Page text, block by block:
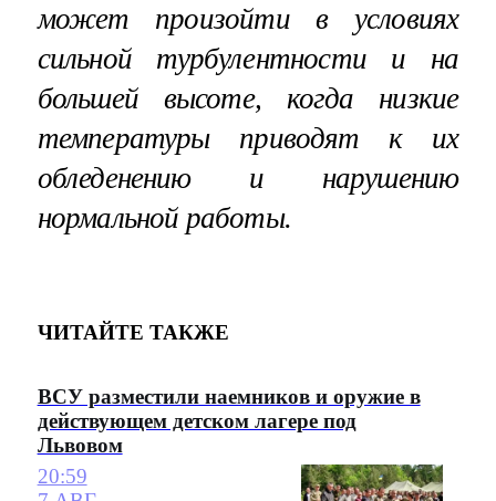
может произойти в условиях
сильной турбулентности и на
большей высоте, когда низкие
температуры приводят к их
обледенению и нарушению
нормальной работы.
ЧИТАЙТЕ ТАКЖЕ
ВСУ разместили наемников и оружие в
действующем детском лагере под
Львовом
20:59